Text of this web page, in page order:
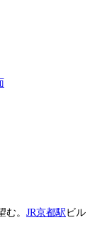
。 JR京都駅 ビル